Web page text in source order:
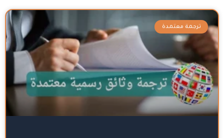
ترجمة معتمدة